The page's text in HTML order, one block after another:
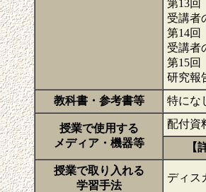
第13
受講者
第14
受講者
第15
研究報
教科書・参考書等
特にな
授業で使用する
メディア・機器等
配付資
【
授業で取り入れる
学習手法
ディス